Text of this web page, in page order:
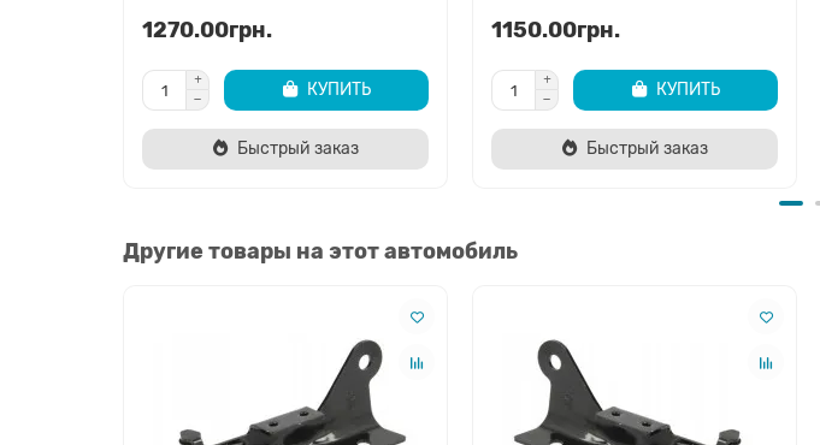
1270.00грн.
КУПИТЬ
Быстрый заказ
1150.00грн.
КУПИТЬ
Быстрый заказ
Другие товары на этот автомобиль